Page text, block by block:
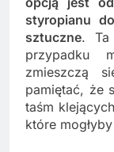
styropianu
sztuczne. Ta
przypadku
zmieszczą
pamiętać, że
taśm
które